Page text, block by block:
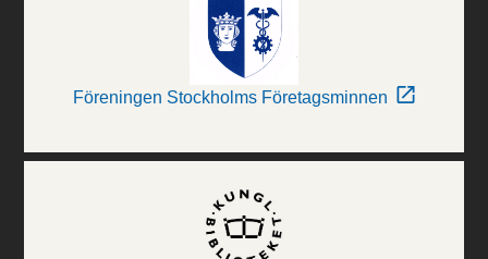
Föreningen Stockholms Företagsminnen